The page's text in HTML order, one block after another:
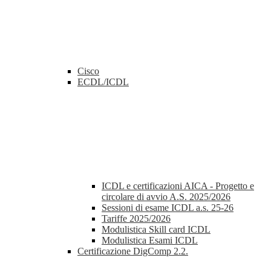
Cisco
ECDL/ICDL
ICDL e certificazioni AICA - Progetto e
circolare di avvio A.S. 2025/2026
Sessioni di esame ICDL a.s. 25-26
Tariffe 2025/2026
Modulistica Skill card ICDL
Modulistica Esami ICDL
Certificazione DigComp 2.2.